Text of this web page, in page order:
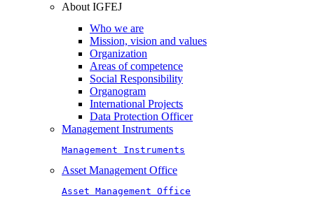
About IGFEJ
Who we are
Mission, vision and values
Organization
Areas of competence
Social Responsibility
Organogram
International Projects
Data Protection Officer
Management Instruments
Management Instruments
Asset Management Office
Asset Management Office